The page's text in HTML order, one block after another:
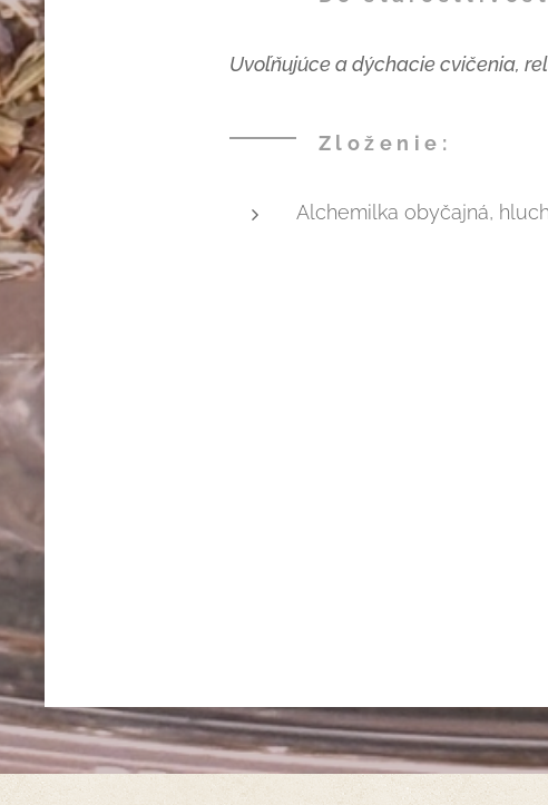
Uvoľňujúce a dýchacie cvičenia,
Zloženie:
Alchemilka obyčajná,